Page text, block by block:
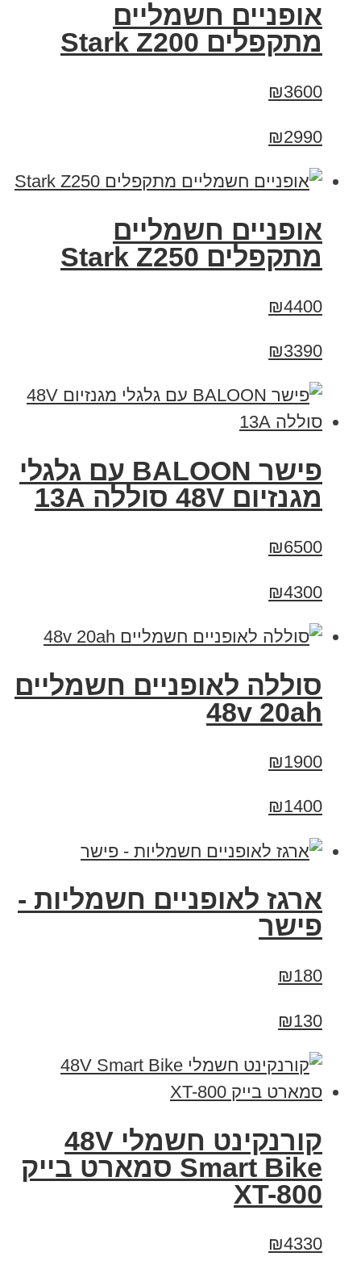
‏אופניים חשמליים
‏מתקפלים Stark Z200
₪3600
₪2990
‏אופניים חשמליים
‏מתקפלים Stark Z250
₪4400
₪3390
פישר BALOON עם גלגלי
מגנזיום 48V סוללה 13A
₪6500
₪4300
סוללה לאופניים חשמליים
48v 20ah
₪1900
₪1400
ארגז לאופניים חשמליות -
פישר
₪180
₪130
קורנקינט חשמלי 48V
Smart Bike סמארט בייק
XT-800
₪4330